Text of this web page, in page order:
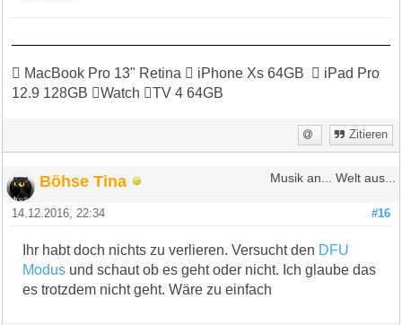
 MacBook Pro 13" Retina  iPhone Xs 64GB  iPad Pro
12.9 128GB Watch TV 4 64GB
Zitieren
Böhse Tina Musik an... Welt aus...
#16
14.12.2016, 22:34
Ihr habt doch nichts zu verlieren. Versucht den DFU
Modus und schaut ob es geht oder nicht. Ich glaube das
es trotzdem nicht geht. Wäre zu einfach